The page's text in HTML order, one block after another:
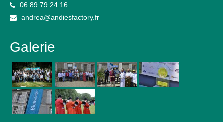
06 89 79 24 16
andrea@andiesfactory.fr
Galerie